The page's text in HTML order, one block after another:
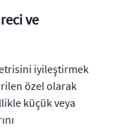
ve
iyileştirmek
özel olarak
küçük veya